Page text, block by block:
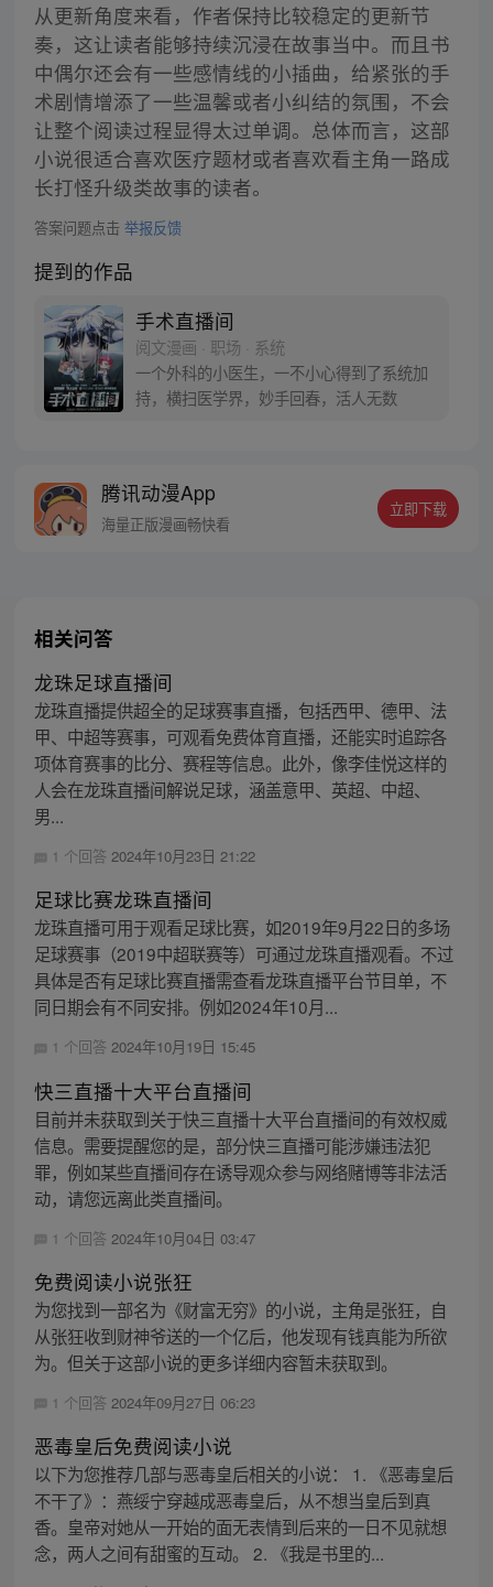
从更新角度来看，作者保持比较稳定的更新节
奏，这让读者能够持续沉浸在故事当中。而且书
中偶尔还会有一些感情线的小插曲，给紧张的手
术剧情增添了一些温馨或者小纠结的氛围，不会
让整个阅读过程显得太过单调。总体而言，这部
小说很适合喜欢医疗题材或者喜欢看主角一路成
长打怪升级类故事的读者。
答案问题点击 举报反馈
提到的作品
手术直播间
阅文漫画 · 职场 · 系统
一个外科的小医生，一不小心得到了系统加
持，横扫医学界，妙手回春，活人无数
腾讯动漫App
海量正版漫画畅快看
立即下载
相关问答
龙珠足球直播间
龙珠直播提供超全的足球赛事直播，包括西甲、德甲、法
甲、中超等赛事，可观看免费体育直播，还能实时追踪各
项体育赛事的比分、赛程等信息。此外，像李佳悦这样的
人会在龙珠直播间解说足球，涵盖意甲、英超、中超、
男...
1 个回答 2024年10月23日 21:22
足球比赛龙珠直播间
龙珠直播可用于观看足球比赛，如2019年9月22日的多场
足球赛事（2019中超联赛等）可通过龙珠直播观看。不过
具体是否有足球比赛直播需查看龙珠直播平台节目单，不
同日期会有不同安排。例如2024年10月...
1 个回答 2024年10月19日 15:45
快三直播十大平台直播间
目前并未获取到关于快三直播十大平台直播间的有效权威
信息。需要提醒您的是，部分快三直播可能涉嫌违法犯
罪，例如某些直播间存在诱导观众参与网络赌博等非法活
动，请您远离此类直播间。
1 个回答 2024年10月04日 03:47
免费阅读小说张狂
为您找到一部名为《财富无穷》的小说，主角是张狂，自
从张狂收到财神爷送的一个亿后，他发现有钱真能为所欲
为。但关于这部小说的更多详细内容暂未获取到。
1 个回答 2024年09月27日 06:23
恶毒皇后免费阅读小说
以下为您推荐几部与恶毒皇后相关的小说： 1. 《恶毒皇后
不干了》：燕绥宁穿越成恶毒皇后，从不想当皇后到真
香。皇帝对她从一开始的面无表情到后来的一日不见就想
念，两人之间有甜蜜的互动。 2. 《我是书里的...